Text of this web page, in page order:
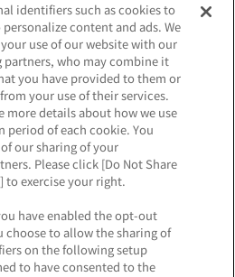
ビリティ サイトポリシー
バシーポリシー
ビリティ方針と検証結果
に 食品のご提供について
ラスメント対応方針
問・お問い合わせ
identifiers such as cookies to
content and ads. We
use of our website with our
who may combine it
you have provided to them or
your use of their services.
more details about how we use
period of each cookie. You
our sharing of your
Please click [Do Not Share
to exercise your right.
have enabled the opt-out
choose to allow the sharing of
on the following setup
to have consented to the